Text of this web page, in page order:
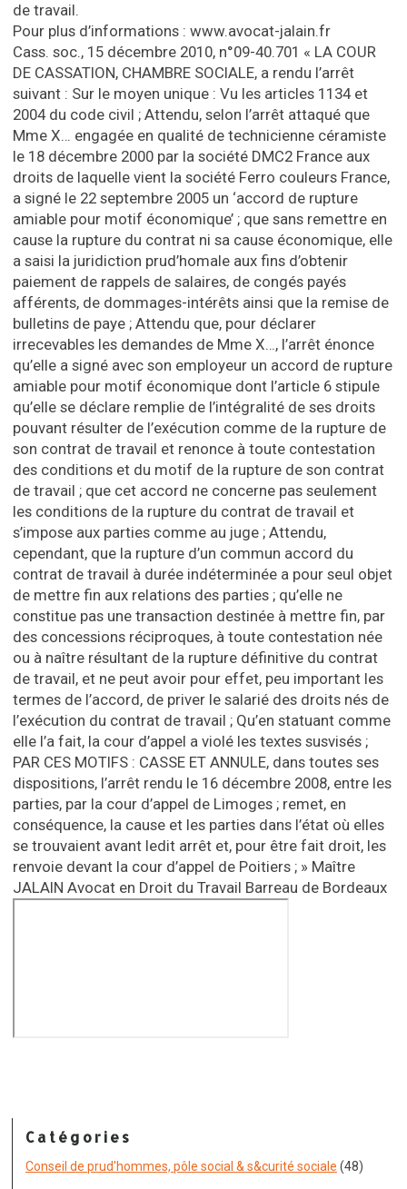
de travail.
Pour plus d’informations : www.avocat-jalain.fr
Cass. soc., 15 décembre 2010, n°09-40.701 « LA COUR
DE CASSATION, CHAMBRE SOCIALE, a rendu l’arrêt
suivant : Sur le moyen unique : Vu les articles 1134 et
2004 du code civil ; Attendu, selon l’arrêt attaqué que
Mme X… engagée en qualité de technicienne céramiste
le 18 décembre 2000 par la société DMC2 France aux
droits de laquelle vient la société Ferro couleurs France,
a signé le 22 septembre 2005 un ‘accord de rupture
amiable pour motif économique’ ; que sans remettre en
cause la rupture du contrat ni sa cause économique, elle
a saisi la juridiction prud’homale aux fins d’obtenir
paiement de rappels de salaires, de congés payés
afférents, de dommages-intérêts ainsi que la remise de
bulletins de paye ; Attendu que, pour déclarer
irrecevables les demandes de Mme X…, l’arrêt énonce
qu’elle a signé avec son employeur un accord de rupture
amiable pour motif économique dont l’article 6 stipule
qu’elle se déclare remplie de l’intégralité de ses droits
pouvant résulter de l’exécution comme de la rupture de
son contrat de travail et renonce à toute contestation
des conditions et du motif de la rupture de son contrat
de travail ; que cet accord ne concerne pas seulement
les conditions de la rupture du contrat de travail et
s’impose aux parties comme au juge ; Attendu,
cependant, que la rupture d’un commun accord du
contrat de travail à durée indéterminée a pour seul objet
de mettre fin aux relations des parties ; qu’elle ne
constitue pas une transaction destinée à mettre fin, par
des concessions réciproques, à toute contestation née
ou à naître résultant de la rupture définitive du contrat
de travail, et ne peut avoir pour effet, peu important les
termes de l’accord, de priver le salarié des droits nés de
l’exécution du contrat de travail ; Qu’en statuant comme
elle l’a fait, la cour d’appel a violé les textes susvisés ;
PAR CES MOTIFS : CASSE ET ANNULE, dans toutes ses
dispositions, l’arrêt rendu le 16 décembre 2008, entre les
parties, par la cour d’appel de Limoges ; remet, en
conséquence, la cause et les parties dans l’état où elles
se trouvaient avant ledit arrêt et, pour être fait droit, les
renvoie devant la cour d’appel de Poitiers ; » Maître
JALAIN Avocat en Droit du Travail Barreau de Bordeaux
Catégories
Conseil de prud'hommes, pôle social & s&curité sociale (48)